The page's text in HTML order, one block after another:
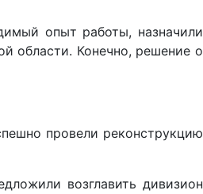
опыт работы, назначили
области. Конечно, решение о
провели реконструкцию
возглавить дивизион